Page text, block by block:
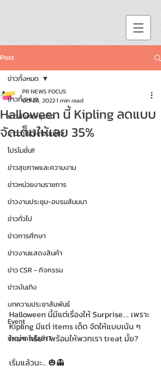
Post
ข่าวทั้งหมด
ข่าวสังคม-ธุรกิจ
ข่าววาไรตี้-ท่องเที่ยว
โปรโมชั่น!!
ข่าวสุขภาพและความงาม
ข่าวหน่วยงานราชการ
ข่าวงานประชุม-อบรมสัมมนา
ข่าวทั่วไป
ข่าวการศึกษา
ข่าวงานแสดงสินค้า
ข่าว CSR - กิจกรรม
ข่าวบันเทิง
บทความประชาสัมพันธ์
Event
ข่าวเทคโนโลยี IT
ข่าวทั้งหมด
Halloween นี้ Kipling ลดแบบ
จัดเต็มให้เลย 35%
PR NEWS FOCUS
Oct 26, 20221 min read
Halloween นี้มีแต่เรื่องให้ Surprise…. เพราะ
Kipling มีแต่ items เด็ด จัดให้แบบเน้น ๆ
ใหม่ๆ กริบๆ พร้อมให้พวกเรา treat มั้ย?
เริ่มแล้วนะ… 🎃👻